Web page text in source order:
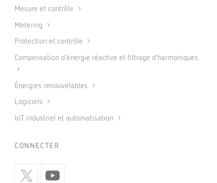
Mesure et contrôle
Metering
Protection et contrôle
Compensation d’énergie réactive et filtrage d’harmoniques
Énergies renouvelables
Logiciels
IoT industriel et automatisation
CONNECTER